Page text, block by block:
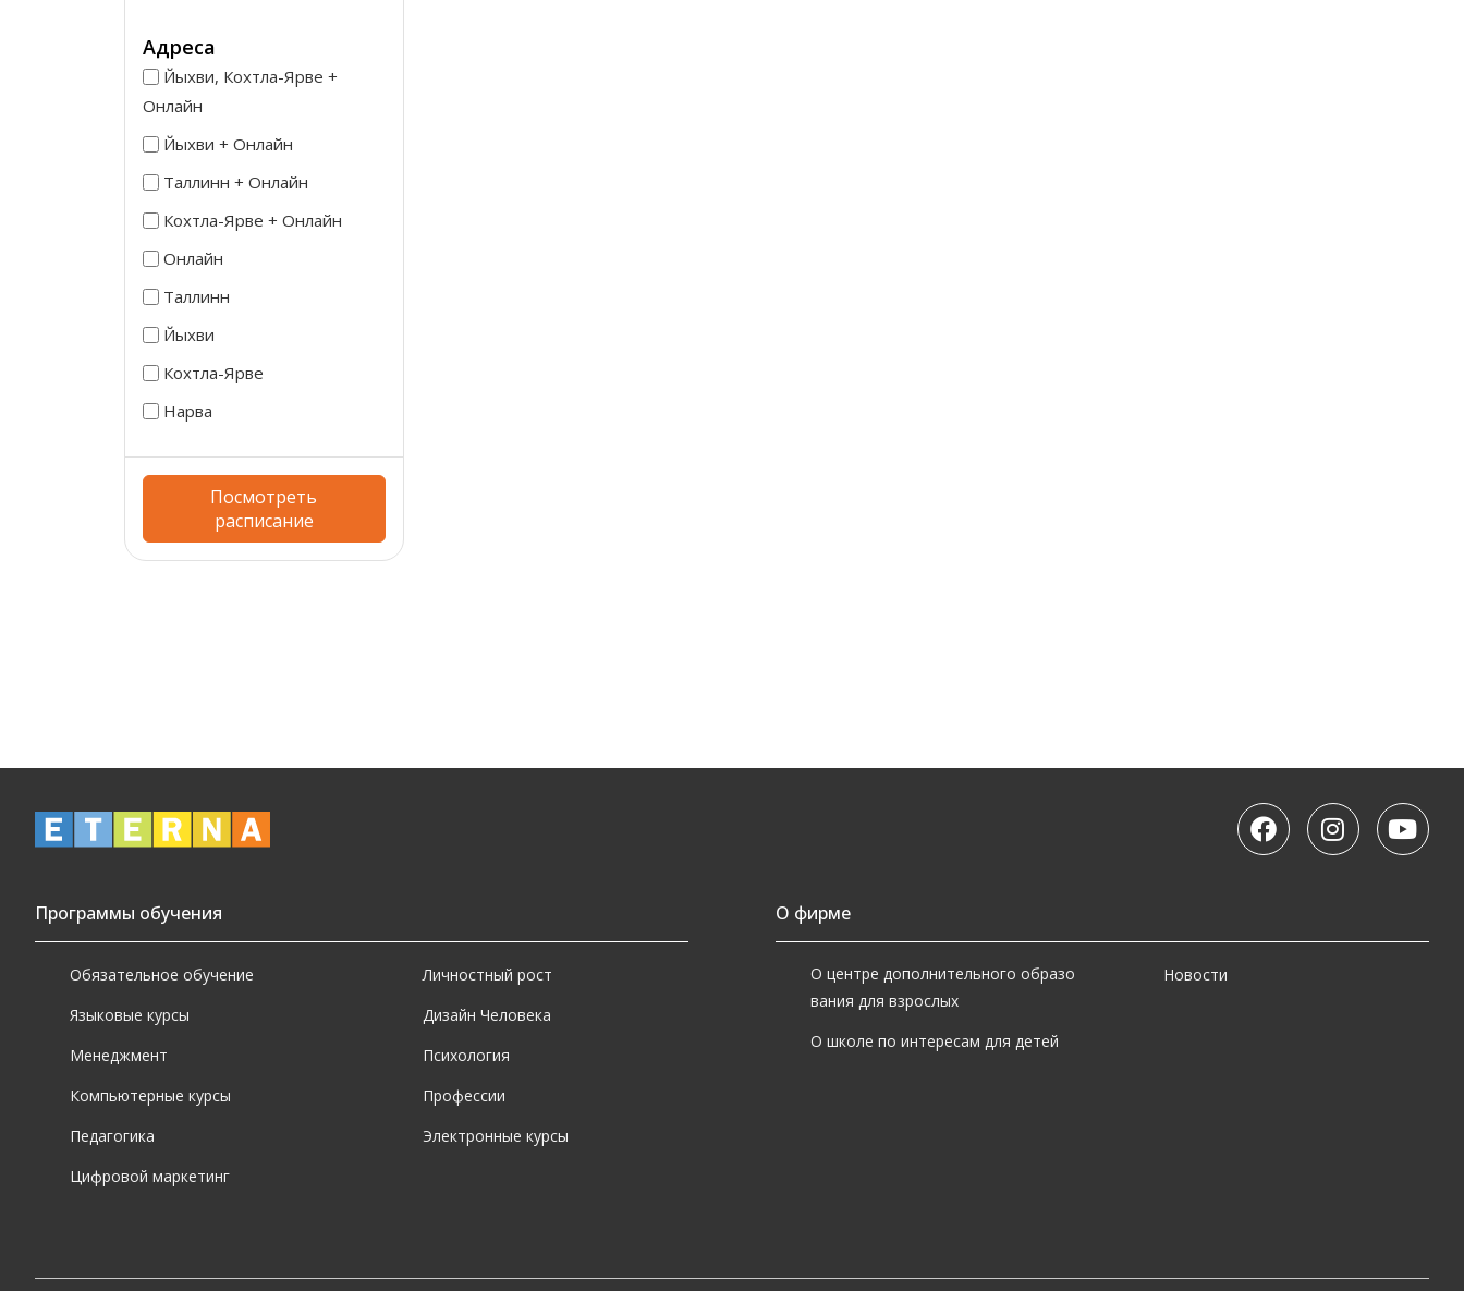
Адреса
Йыхви, Кохтла-Ярве +
Онлайн
Йыхви + Онлайн
Таллинн + Онлайн
Кохтла-Ярве + Онлайн
Онлайн
Таллинн
Йыхви
Кохтла-Ярве
Нарва
Посмотреть
расписание
Программы обучения
Обязательное обучение
Языковые курсы
Менеджмент
Компьютерные курсы
Педагогика
Цифровой маркетинг
Личностный рост
Дизайн Человека
Психология
Профессии
Электронные курсы
О фирме
О центре дополнительного образо
вания для взрослых
О школе по интересам для детей
Новости